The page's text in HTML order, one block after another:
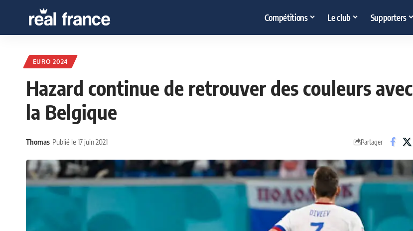
Compétitions Le club Supporters
EURO 2024
Hazard continue de retrouver des couleurs avec
la Belgique
Thomas Publié le 17 juin 2021 Partager